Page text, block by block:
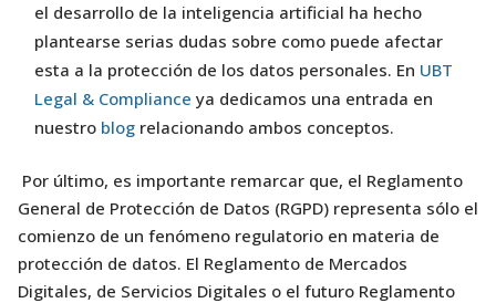
el desarrollo de la inteligencia artificial ha hecho
plantearse serias dudas sobre como puede afectar
esta a la protección de los datos personales. En UBT
Legal & Compliance ya dedicamos una entrada en
nuestro blog relacionando ambos conceptos.
Por último, es importante remarcar que, el Reglamento
General de Protección de Datos (RGPD) representa sólo el
comienzo de un fenómeno regulatorio en materia de
protección de datos. El Reglamento de Mercados
Digitales, de Servicios Digitales o el futuro Reglamento